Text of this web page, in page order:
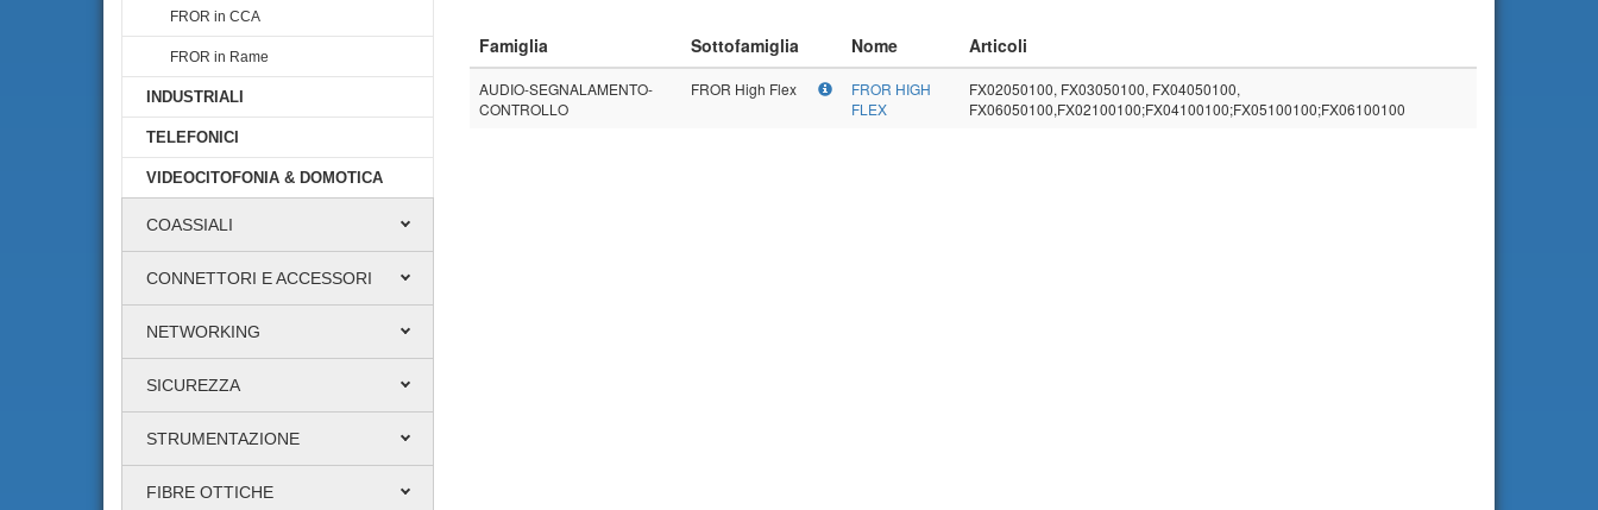
FROR in CCA
FROR in Rame
INDUSTRIALI
TELEFONICI
VIDEOCITOFONIA & DOMOTICA
COASSIALI
CONNETTORI E ACCESSORI
NETWORKING
SICUREZZA
STRUMENTAZIONE
FIBRE OTTICHE
Famiglia Sottofamiglia Nome Articoli
AUDIO-SEGNALAMENTO-
CONTROLLO
FROR High Flex
FROR HIGH
FLEX
FX02050100, FX03050100, FX04050100,
FX06050100,FX02100100;FX04100100;FX05100100;FX06100100